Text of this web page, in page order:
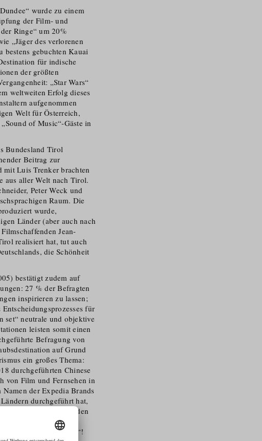
wurde zu einem
der Film- und
Ringe“ um 20%
„Jäger des verlorenen
bestens gebuchten Kauai
für indische
der größten
„Star Wars“
weltweiten Erfolg dieses
aufgenommen
Welt für Österreich,
of Music“-Gäste in
Bundesland Tirol
Beitrag zur
Luis Trenker brachten
aus aller Welt nach Tirol.
Peter Weck und
Raum. Die
wurde,
Länder (aber auch nach
Jean-
realisiert hat, tut auch
die Schönheit
bestätigt zudem auf
27 % der Befragten
inspirieren zu lassen;
für
set“ neutrale und objektive
leisten somit einen
Befragung von
auf Grund
ein großes Thema:
durchgeführten Chinese
von Film und Fernsehen in
der Expedia Brands
durchgeführt hat,
filmen beeinflusst werden
und TikTok. Für
Begriff: „set jetting“!